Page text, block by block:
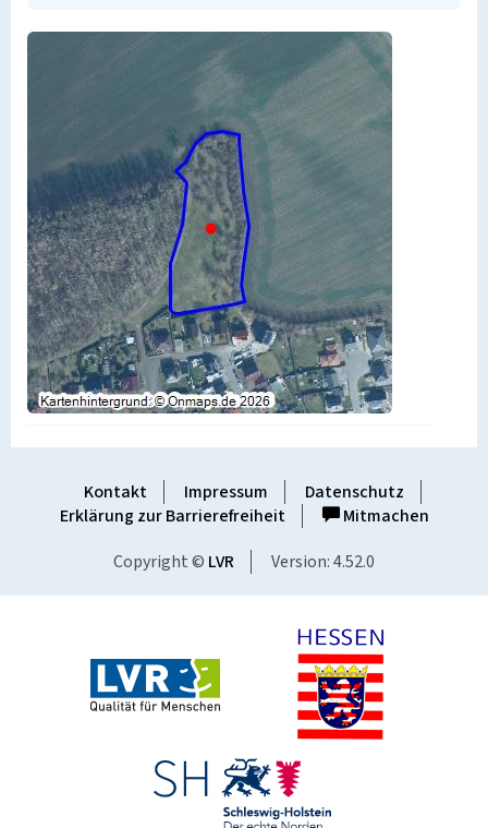
Kontakt Impressum
Datenschutz
Erklärung zur Barrierefreiheit
Mitmachen
Copyright © LVR Version: 4.52.0